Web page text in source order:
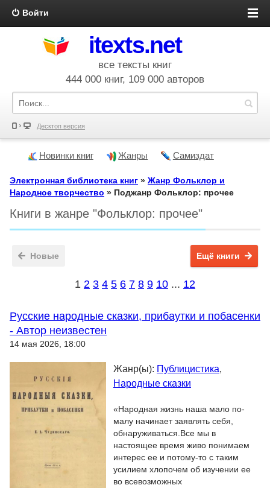
Войти
itexts.net
все тексты книг
444 000 книг, 109 000 авторов
Десктоп версия
Новинки книг Жанры Самиздат
Электронная библиотека книг » Жанр Фольклор и
Народное творчество » Поджанр Фольклор: прочее
Книги в жанре "Фольклор: прочее"
Новые Ещё книги
1 2 3 4 5 6 7 8 9 10 ... 12
Русские народные сказки, прибаутки и побасенки
- Автор неизвестен
14 мая 2026, 18:00
Жанр(ы): Публицистика,
Народные сказки
«Народная жизнь наша мало по-
малу начинает заявлять себя,
обнаруживаться.Все мы в
настоящее время живо понимаем
интерес ее и потому-то с таким
усилием хлопочем об изучении ее
во всевозможных